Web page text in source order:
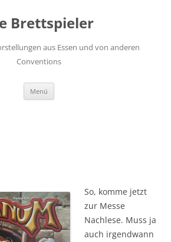
Brettspieler
aus Essen und von anderen
Conventions
Menü
So, komme jetzt
zur Messe
Nachlese. Muss ja
auch irgendwann